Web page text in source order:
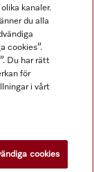
kanaler.
du alla
cookies”.
Du har rätt
för
i vårt
cookies